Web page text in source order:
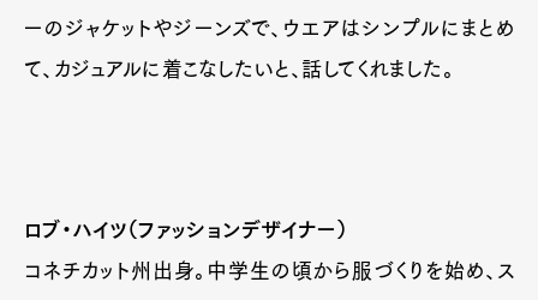
ーのジャケットやジーンズで、ウエアはシンプルにまとめ
て、カジュアルに着こなしたいと、話してくれました。
ロブ・ハイツ（ファッションデザイナー）
コネチカット州出身。中学生の頃から服づくりを始め、ス